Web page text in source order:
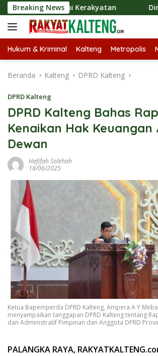
Langsung
ke
konten
Breaking News
Kerakyatan Dina Maulidah
Hukum & Kriminal Kalteng Metropolis
Beranda Kalteng DPRD Kalteng
DPRD Kalteng
DPRD Kalteng Bahas
Kenaikan Hak Keuangan
Dewan
Hafifah Solehah
18/06/2025
Ketua Bapemperda DPRD Kalteng, Ampera A Y
menyampaikan tanggapan DPRD Kalteng tentang
dan Administratif Pimpinan dan Anggota DPRD
PALANGKA RAYA,